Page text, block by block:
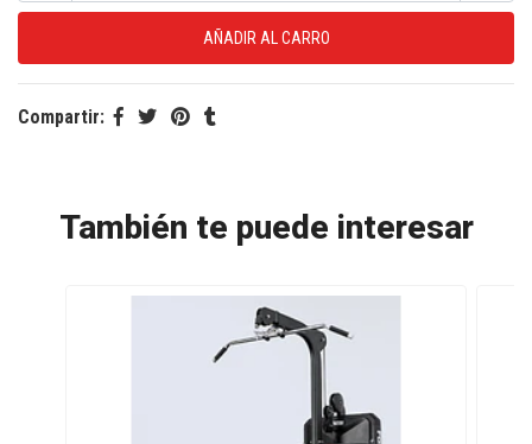
Compartir:
También te puede interesar